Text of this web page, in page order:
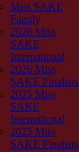
Miss SAKE
Family
2026 Miss
SAKE
International
2026 Miss
SAKE Finalists
2025 Miss
SAKE
International
2025 Miss
SAKE Finalists